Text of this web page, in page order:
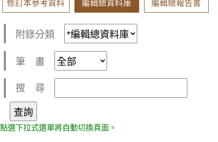
修訂本參考資料 編輯總資料庫 編輯總報告書
附錄分類
筆 畫
搜 尋
點選下拉式選單將自動切換頁面。